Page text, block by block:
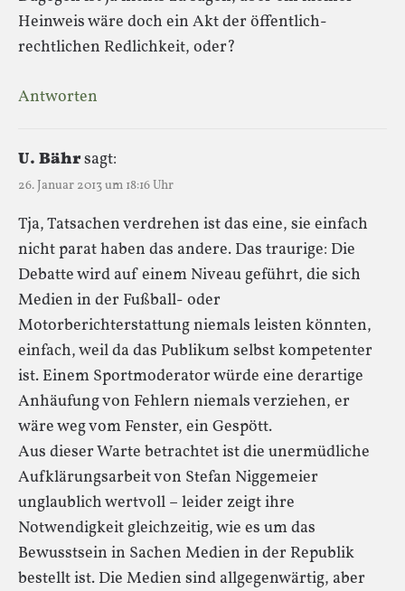
Heinweis wäre doch ein Akt der öffentlich-
rechtlichen Redlichkeit, oder?
Antworten
U. Bährsagt:
26. Januar 2013 um 18:16 Uhr
Tja, Tatsachen verdrehen ist das eine, sie einfach
nicht parat haben das andere. Das traurige: Die
Debatte wird auf einem Niveau geführt, die sich
Medien in der Fußball- oder
Motorberichterstattung niemals leisten könnten,
einfach, weil da das Publikum selbst kompetenter
ist. Einem Sportmoderator würde eine derartige
Anhäufung von Fehlern niemals verziehen, er
wäre weg vom Fenster, ein Gespött.
Aus dieser Warte betrachtet ist die unermüdliche
Aufklärungsarbeit von Stefan Niggemeier
unglaublich wertvoll – leider zeigt ihre
Notwendigkeit gleichzeitig, wie es um das
Bewusstsein in Sachen Medien in der Republik
bestellt ist. Die Medien sind allgegenwärtig, aber